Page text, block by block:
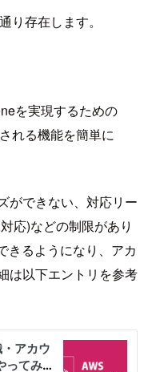
り存在します。
を実現するための
れる機能を簡単に
ができない、対応リー
応)などの制限があり
きるようになり、アカ
は以下エントリを参考